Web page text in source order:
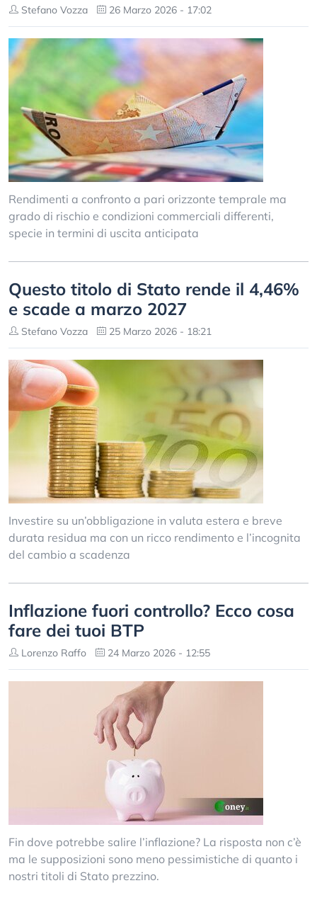
Stefano Vozza 26 Marzo 2026 - 17:02
Rendimenti a confronto a pari orizzonte temprale ma
grado di rischio e condizioni commerciali differenti,
specie in termini di uscita anticipata
Questo titolo di Stato rende il 4,46%
e scade a marzo 2027
Stefano Vozza 25 Marzo 2026 - 18:21
Investire su un’obbligazione in valuta estera e breve
durata residua ma con un ricco rendimento e l’incognita
del cambio a scadenza
Inflazione fuori controllo? Ecco cosa
fare dei tuoi BTP
Lorenzo Raffo 24 Marzo 2026 - 12:55
Fin dove potrebbe salire l’inflazione? La risposta non c’è
ma le supposizioni sono meno pessimistiche di quanto i
nostri titoli di Stato prezzino.